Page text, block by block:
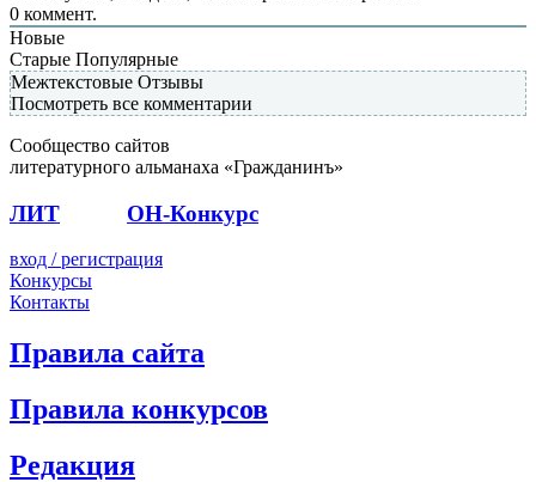
0 коммент.
Новые
Старые Популярные
Межтекстовые Отзывы
Посмотреть все комментарии
Сообщество сайтов
литературного альманаха «Гражданинъ»
ЛИТ ОН-Конкурс
вход / регистрация
Конкурсы
Контакты
Правила сайта
Правила конкурсов
Редакция